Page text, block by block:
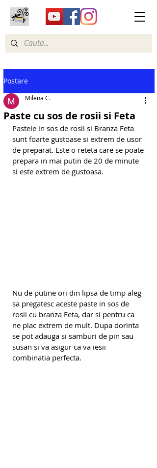
Postare
Paste cu sos de rosii si Feta
Milena C.
Pastele in sos de rosii si Branza Feta
sunt foarte gustoase si extrem de usor
de preparat. Este o reteta care se poate
prepara in mai putin de 20 de minute
si este extrem de gustoasa.
Nu de putine ori din lipsa de timp aleg
sa pregatesc aceste paste in sos de
rosii cu branza Feta, dar si pentru ca
ne plac extrem de mult. Dupa dorinta
se pot adauga si samburi de pin sau
susan si va asigur ca va iesii
combinatia perfecta.